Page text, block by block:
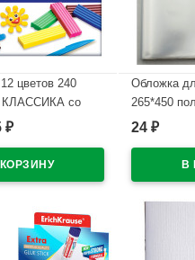
цветов 240
КЛАССИКА со
коробка арт
₽
Обложка
265*450
24 ₽